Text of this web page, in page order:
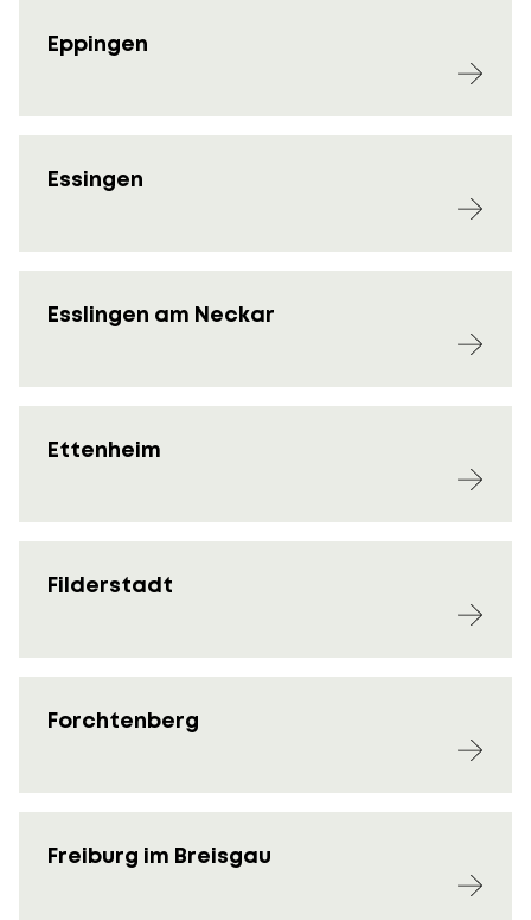
Eppingen
Essingen
Esslingen am Neckar
Ettenheim
Filderstadt
Forchtenberg
Freiburg im Breisgau